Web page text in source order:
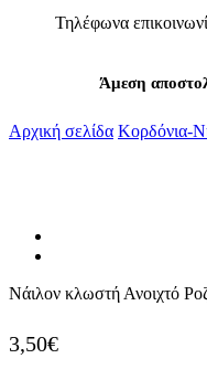
Τηλέφωνα
Άμεση
Αρχική σελίδα Κορδόνια-
Νάιλον κλωστή Ανοιχτό
3,50€